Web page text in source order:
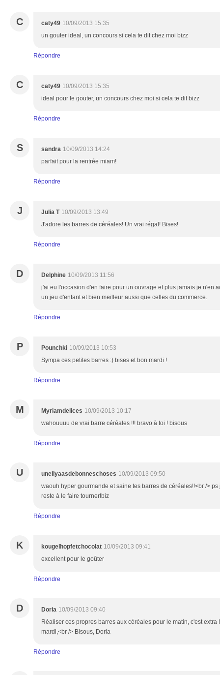
C caty49 10/09/2013 15:35
un gouter ideal, un concours si cela te dit chez moi bizz
Répondre
C caty49 10/09/2013 15:35
ideal pour le gouter, un concours chez moi si cela te dit bizz
Répondre
S sandra 10/09/2013 14:24
parfait pour la rentrée miam!
Répondre
J Julia T 10/09/2013 13:49
J'adore les barres de céréales! Un vrai régal! Bises!
Répondre
D Delphine 10/09/2013 11:56
j'ai eu l'occasion d'en faire pour un ouvrage et plus jamais je n'en
un jeu d'enfant et bien meilleur aussi que celles du commerce.
Répondre
P Pounchki 10/09/2013 10:53
Sympa ces petites barres :) bises et bon mardi !
Répondre
M Myriamdelices 10/09/2013 10:17
wahouuuu de vrai barre céréales !!! bravo à toi ! bisous
Répondre
U uneliyaasdebonneschoses 10/09/2013 09:50
waouh hyper gourmande et saine tes barres de céréales!!<br />
reste à le faire tourner!biz
Répondre
K kougelhopfetchocolat 10/09/2013 09:41
excellent pour le goûter
Répondre
D Doria 10/09/2013 09:40
Réaliser ces propres barres aux céréales pour le matin, c'est
mardi,<br /> Bisous, Doria
Répondre